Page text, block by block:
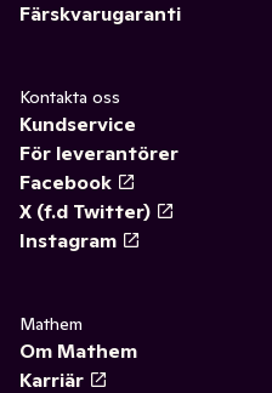
Färskvarugaranti
Kontakta oss
Kundservice
För leverantörer
Facebook
X (f.d Twitter)
Instagram
Mathem
Om Mathem
Karriär